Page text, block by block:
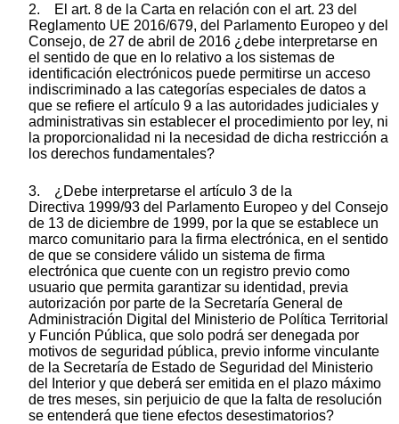
2. El art. 8 de la Carta en relación con el art. 23 del
Reglamento UE 2016/679, del Parlamento Europeo y del
Consejo, de 27 de abril de 2016 ¿debe interpretarse en
el sentido de que en lo relativo a los sistemas de
identificación electrónicos puede permitirse un acceso
indiscriminado a las categorías especiales de datos a
que se refiere el artículo 9 a las autoridades judiciales y
administrativas sin establecer el procedimiento por ley, ni
la proporcionalidad ni la necesidad de dicha restricción a
los derechos fundamentales?
3. ¿Debe interpretarse el artículo 3 de la
Directiva 1999/93 del Parlamento Europeo y del Consejo
de 13 de diciembre de 1999, por la que se establece un
marco comunitario para la firma electrónica, en el sentido
de que se considere válido un sistema de firma
electrónica que cuente con un registro previo como
usuario que permita garantizar su identidad, previa
autorización por parte de la Secretaría General de
Administración Digital del Ministerio de Política Territorial
y Función Pública, que solo podrá ser denegada por
motivos de seguridad pública, previo informe vinculante
de la Secretaría de Estado de Seguridad del Ministerio
del Interior y que deberá ser emitida en el plazo máximo
de tres meses, sin perjuicio de que la falta de resolución
se entenderá que tiene efectos desestimatorios?